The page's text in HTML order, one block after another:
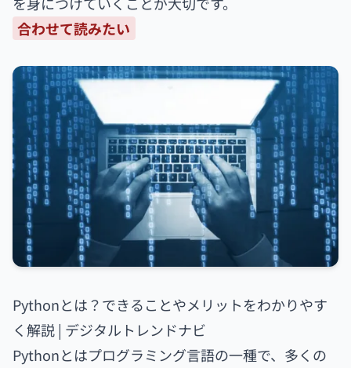
合わせて読みたい
Pythonとは？できることやメリットをわかりやす
く解説 | デジタルトレンドナビ
Pythonとはプログラミング言語の一種で、多くの